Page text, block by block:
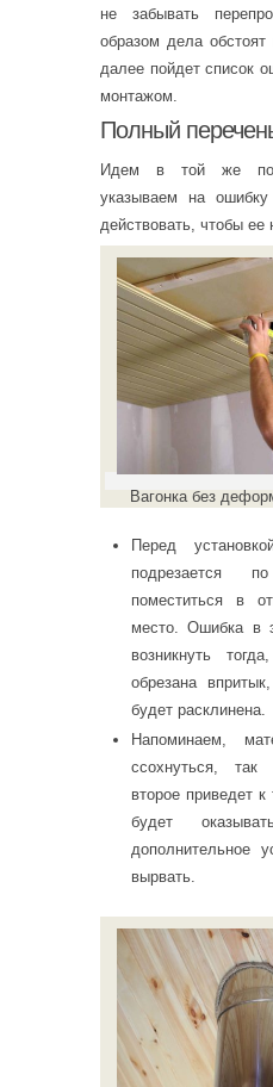
не забывать
образом дела
далее пойдет список
монтажом.
Полный
Идем в той же
указываем на
действовать, чтобы ее
Вагонка без
Перед
подрезается
поместиться в
место. Ошибка в
возникнуть
обрезана
будет расклинена.
Напоминаем,
ссохнуться,
второе приведет
будет
дополнительное
вырвать.